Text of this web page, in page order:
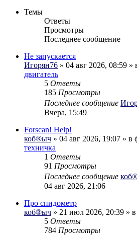
Темы
Ответы
Просмотры
Последнее сообщение
Не запускается
Игорян76 » 04 авг 2026, 08:59 »
двигатель
5 Ответы
185 Просмотры
Последнее сообщение
Вчера, 15:49
Forscan! Help!
коб®ыч » 04 авг 2026, 19:07 » в
техничка
1 Ответы
91 Просмотры
Последнее сообщение
04 авг 2026, 21:06
Про спидометр
коб®ыч » 21 июл 2026, 20:39 »
5 Ответы
784 Просмотры